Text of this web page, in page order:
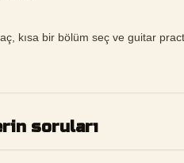
aç, kısa bir bölüm seç ve guitar
soruları